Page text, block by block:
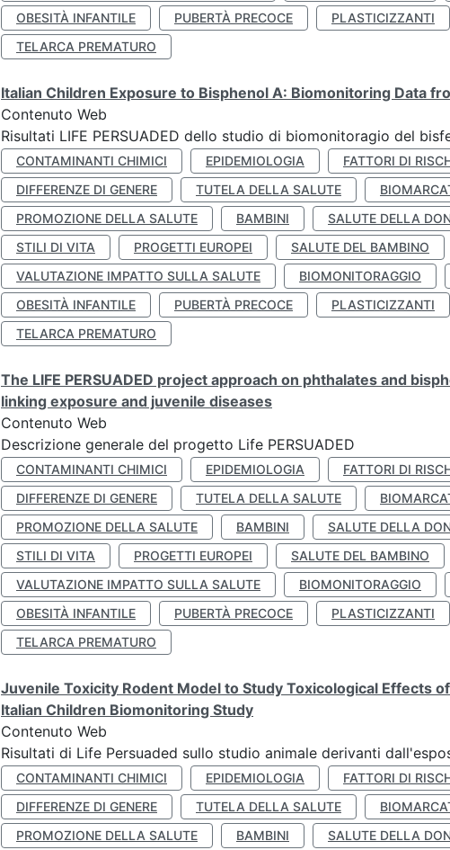
OBESITÀ INFANTILE
PUBERTÀ PRECOCE PLASTICIZZANTI
TELARCA PREMATURO
Italian Children Exposure to Bisphenol A: Biomonitoring Data
Contenuto Web
Risultati LIFE PERSUADED dello studio di biomonitoragio del
CONTAMINANTI CHIMICI EPIDEMIOLOGIA FATTORI DI
DIFFERENZE DI GENERE
TUTELA DELLA SALUTE
PROMOZIONE DELLA SALUTE
BAMBINI SALUTE DELLA
STILI DI VITA
PROGETTI EUROPEI SALUTE DEL BAMBINO
VALUTAZIONE IMPATTO SULLA SALUTE
BIOMONITORAGGIO
OBESITÀ INFANTILE
PUBERTÀ PRECOCE PLASTICIZZANTI
TELARCA PREMATURO
The LIFE PERSUADED project approach on phthalates and
linking exposure and juvenile diseases
Contenuto Web
Descrizione generale del progetto Life PERSUADED
CONTAMINANTI CHIMICI EPIDEMIOLOGIA FATTORI DI
DIFFERENZE DI GENERE
TUTELA DELLA SALUTE
PROMOZIONE DELLA SALUTE
BAMBINI SALUTE DELLA
STILI DI VITA
PROGETTI EUROPEI SALUTE DEL BAMBINO
VALUTAZIONE IMPATTO SULLA SALUTE
BIOMONITORAGGIO
OBESITÀ INFANTILE
PUBERTÀ PRECOCE PLASTICIZZANTI
TELARCA PREMATURO
Juvenile Toxicity Rodent Model to Study Toxicological Effects
Italian Children Biomonitoring Study
Contenuto Web
Risultati di Life Persuaded sullo studio animale derivanti
CONTAMINANTI CHIMICI EPIDEMIOLOGIA FATTORI DI
DIFFERENZE DI GENERE
TUTELA DELLA SALUTE
PROMOZIONE DELLA SALUTE
BAMBINI SALUTE DELLA